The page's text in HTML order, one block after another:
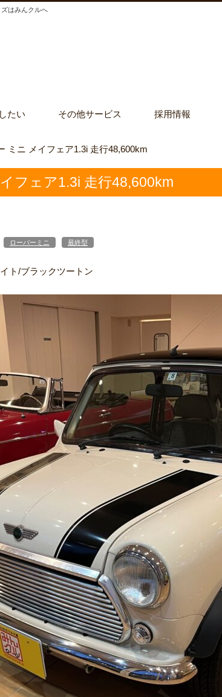
はみんクルへ
たい その他サービス 採用情報
ミニ メイフェア1.3i 走行48,600km
フェア1.3i 走行48,600km
ローバーミニ 最終型
ト/ブラックツートン